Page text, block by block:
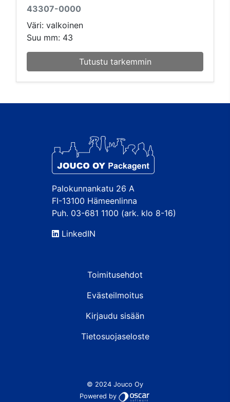
43307-0000
Väri: valkoinen
Suu mm: 43
Tutustu tarkemmin
Palokunnankatu 26 A
FI-13100 Hämeenlinna
Puh. 03-681 1100 (ark. klo 8-16)
LinkedIN
Toimitusehdot
Evästeilmoitus
Kirjaudu sisään
Tietosuojaseloste
© 2024 Jouco Oy
Powered by